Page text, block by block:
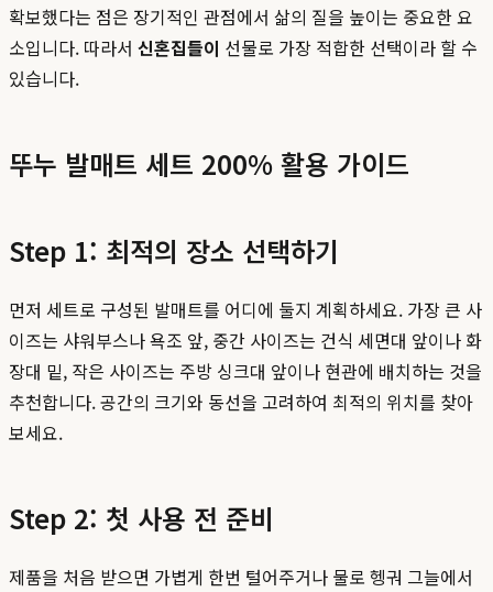
확보했다는 점은 장기적인 관점에서 삶의 질을 높이는 중요한 요
소입니다. 따라서 신혼집들이 선물로 가장 적합한 선택이라 할 수
있습니다.
뚜누 발매트 세트 200% 활용 가이드
Step 1: 최적의 장소 선택하기
먼저 세트로 구성된 발매트를 어디에 둘지 계획하세요. 가장 큰 사
이즈는 샤워부스나 욕조 앞, 중간 사이즈는 건식 세면대 앞이나 화
장대 밑, 작은 사이즈는 주방 싱크대 앞이나 현관에 배치하는 것을
추천합니다. 공간의 크기와 동선을 고려하여 최적의 위치를 찾아
보세요.
Step 2: 첫 사용 전 준비
제품을 처음 받으면 가볍게 한번 털어주거나 물로 헹궈 그늘에서